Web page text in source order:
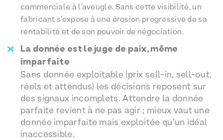
commerciale à l’aveugle. Sans cette visibilité, un
fabricant s’expose à une érosion progressive de sa
rentabilité et de son pouvoir de négociation.
La donnée est le juge de paix, même
imparfaite
Sans donnée exploitable (prix sell-in, sell-out,
réels et attendus) les décisions reposent sur
des signaux incomplets. Attendre la donnée
parfaite revient à ne pas agir ; mieux vaut une
donnée imparfaite mais exploitée qu’un idéal
inaccessible.